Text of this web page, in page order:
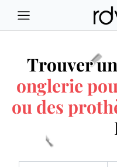
Trouver
onglerie
ou des